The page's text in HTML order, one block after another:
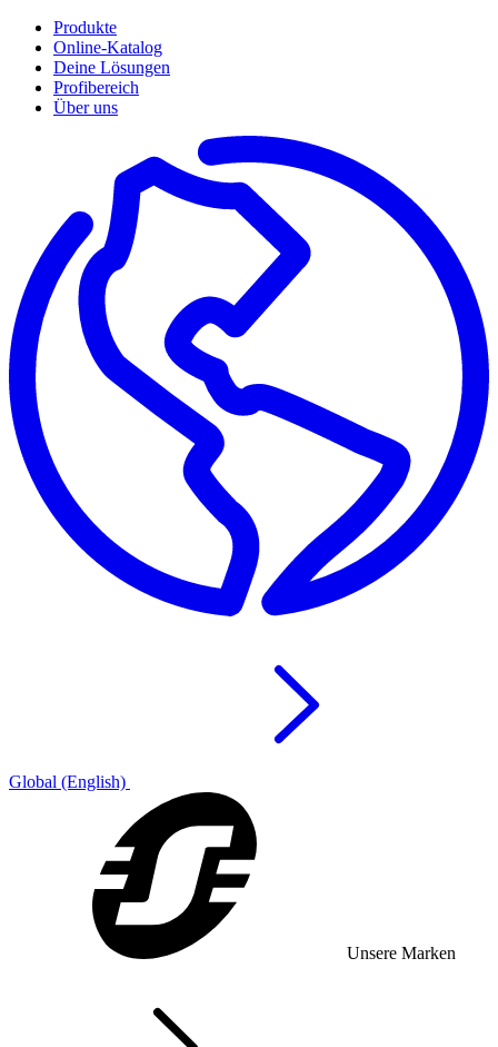
Produkte
Online-Katalog
Deine Lösungen
Profibereich
Über uns
Global (English)
Unsere Marken